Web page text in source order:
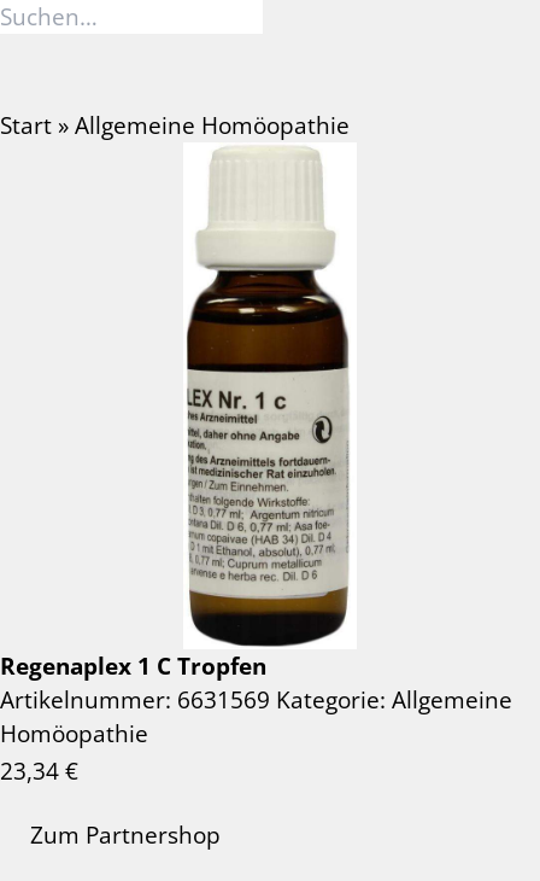
Zum
Suchen
Start »Allgemeine Homöopathie
Regenaplex 1 C Tropfen
23,34€
Zum Partnershop
Artikelnummer: 6631569 Kategorie: Allgemeine
Homöopathie